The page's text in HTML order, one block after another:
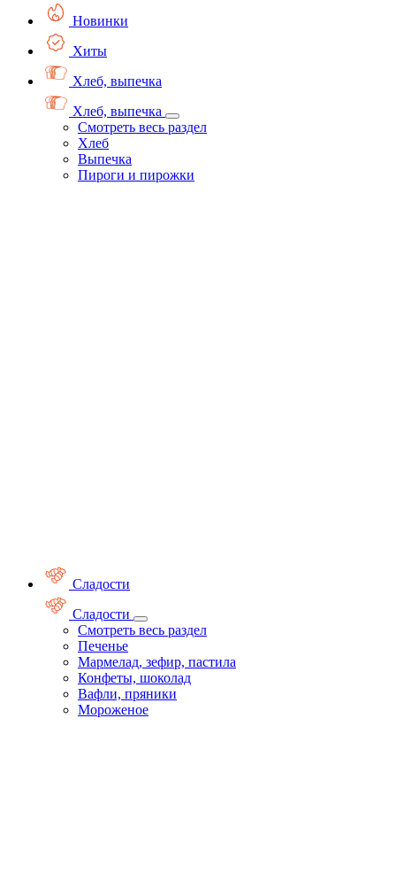
Новинки
Хиты
Хлеб, выпечка
Хлеб, выпечка
Смотреть весь раздел
Хлеб
Выпечка
Пироги и пирожки
Сладости
Сладости
Смотреть весь раздел
Печенье
Мармелад, зефир, пастила
Конфеты, шоколад
Вафли, пряники
Мороженое